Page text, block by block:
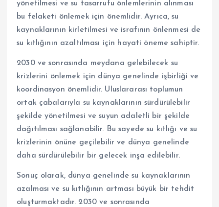
yönetilmesi ve su tasarrufu önlemlerinin alınması
bu felaketi önlemek için önemlidir. Ayrıca, su
kaynaklarının kirletilmesi ve israfının önlenmesi de
su kıtlığının azaltılması için hayati öneme sahiptir.
2030 ve sonrasında meydana gelebilecek su
krizlerini önlemek için dünya genelinde işbirliği ve
koordinasyon önemlidir. Uluslararası toplumun
ortak çabalarıyla su kaynaklarının sürdürülebilir
şekilde yönetilmesi ve suyun adaletli bir şekilde
dağıtılması sağlanabilir. Bu sayede su kıtlığı ve su
krizlerinin önüne geçilebilir ve dünya genelinde
daha sürdürülebilir bir gelecek inşa edilebilir.
Sonuç olarak, dünya genelinde su kaynaklarının
azalması ve su kıtlığının artması büyük bir tehdit
oluşturmaktadır. 2030 ve sonrasında